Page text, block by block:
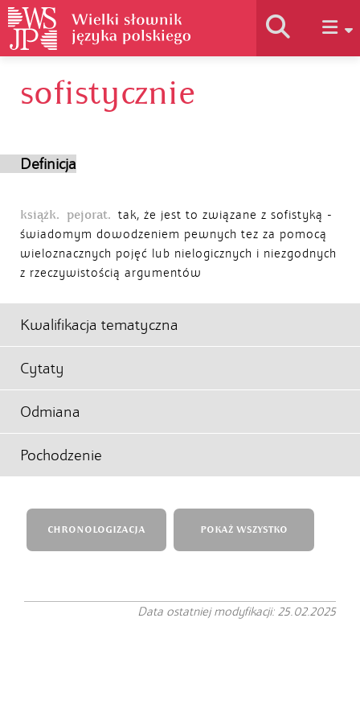
Historia słownika
Autorzy
sofistycznie
Definicja
książk. pejorat. tak, że jest to związane z sofistyką -
świadomym dowodzeniem pewnych tez za pomocą
wieloznacznych pojęć lub nielogicznych i niezgodnych
z rzeczywistością argumentów
Kwalifikacja tematyczna
Cytaty
Odmiana
Pochodzenie
CHRONOLOGIZACJA POKAŻ WSZYSTKO
Data ostatniej modyfikacji: 25.02.2025